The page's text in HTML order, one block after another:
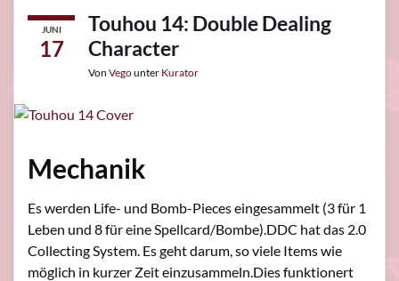
JUNI
17
Touhou 14: Double Dealing
Character
Von Vegounter Kurator
Mechanik
Es werden Life- und Bomb-Pieces eingesammelt (3 für 1
Leben und 8 für eine Spellcard/Bombe).DDC hat das 2.0
Collecting System. Es geht darum, so viele Items wie
möglich in kurzer Zeit einzusammeln.Dies funktionert